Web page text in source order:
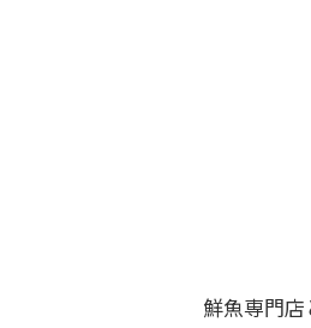
鮮魚専門店